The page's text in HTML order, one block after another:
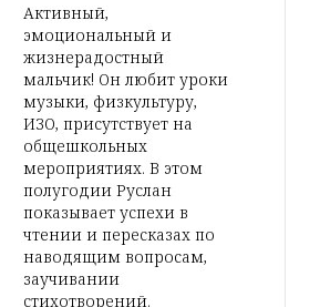
Активный,
эмоциональный и
жизнерадостный
мальчик! Он любит уроки
музыки, физкультуру,
ИЗО, присутствует на
общешкольных
мероприятиях. В этом
полугодии Руслан
показывает успехи в
чтении и пересказах по
наводящим вопросам,
заучивании
стихотворений.